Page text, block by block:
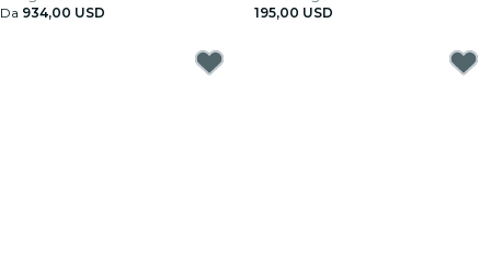
Da 934,00 USD
195,00 USD